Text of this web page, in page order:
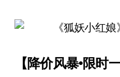
【降价风暴•限时一